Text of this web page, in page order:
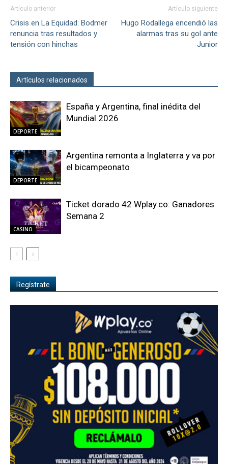
Artículo anterior
Crisis en La Equidad: Bodmer
renuncia tras resultados y
tensión con hinchas
Artículo siguiente
Hugo Rodallega encendió las
alarmas tras su gol ante
Junior
Artículos relacionados
DEPORTE
España y Argentina, final inédita del
Mundial 2026
DEPORTE
Argentina remonta a Inglaterra y va por
el bicampeonato
CASINO
Ticket dorado 42 Wplay.co: Ganadores
Semana 2
Regístrate